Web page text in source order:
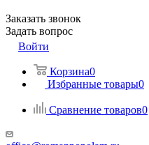
Заказать звонок
Задать вопрос
Войти
Корзина0
Избранные товары0
Сравнение товаров0